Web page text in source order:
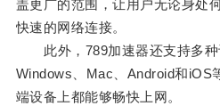
盖更广的范围，让用户无论身处
快速的网络连接。
此外，789加速器还支持多种
Windows、Mac、Android和iOS
端设备上都能够畅快上网。